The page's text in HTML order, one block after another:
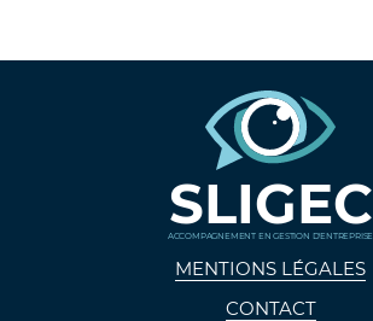
SLIGEC
ACCOMPAGNEMENT EN GESTION D'ENTREPRISE
MENTIONS LÉGALES
CONTACT